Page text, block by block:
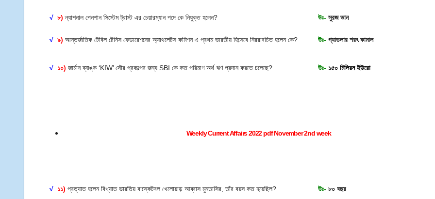
√ ৮) ন্যাশনাল পেনশান সিস্টেম ট্রাস্ট এর চেয়ারম্যান পদে কে নিযুক্ত হলেন? উঃ- সুরজ ভান
√ ৯) আন্তর্জাতিক টেবিল টেনিস ফেডারেশনের অ্যাথলেটস কমিশন এ প্রথম ভারতীয় হিসেবে নিররাবচিত হলেন কে? উঃ- প্যাডলার শরৎ কামাল
√ ১০) জার্মান ব্যাঙ্ক ‘KfW’ সৌর প্রকল্পের জন্য SBI কে কত পরিমাণ অর্থ ঋণ প্রদান করতে চলেছে? উঃ- ১৫০ মিলিয়ন ইউরো
Weekly Current Affairs 2022 pdf November 2nd week
√ ১১) প্রত্যাত হলেন বিখ্যাত ভারতিয় বাস্কেটবল খেলোয়াড় আব্বাস মুনতাসির, তাঁর বয়স কত হয়েছিল? উঃ- ৮০ বছর